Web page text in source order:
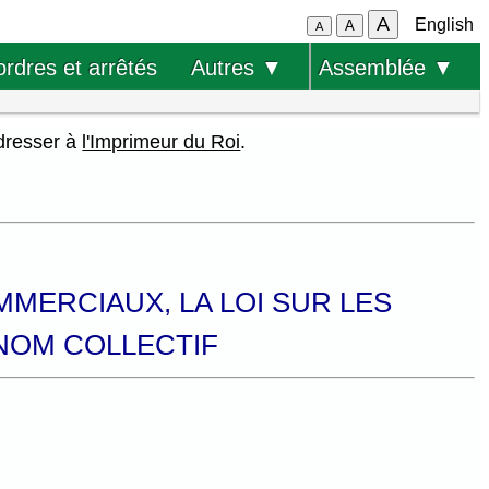
A A A English
et arrêtés Autres ▼ Assemblée ▼
à l'Imprimeur du Roi.
LA LOI SUR LES
COLLECTIF